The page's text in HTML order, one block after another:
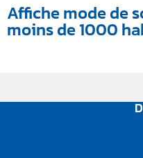
Affiche mode de
moins de 1000